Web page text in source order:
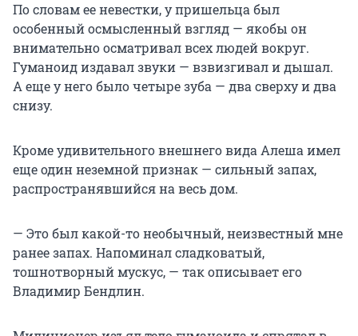
По словам ее невестки, у пришельца был
особенный осмысленный взгляд — якобы он
внимательно осматривал всех людей вокруг.
Гуманоид издавал звуки — взвизгивал и дышал.
А еще у него было четыре зуба — два сверху и два
снизу.
Кроме удивительного внешнего вида Алеша имел
еще один неземной признак — сильный запах,
распространявшийся на весь дом.
— Это был какой-то необычный, неизвестный мне
ранее запах. Напоминал сладковатый,
тошнотворный мускус, — так описывает его
Владимир Бендлин.